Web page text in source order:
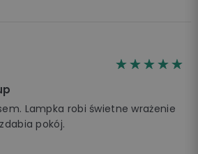
☆☆☆☆☆
★★★★★
Lampka robi świetne wrażenie
pokój.